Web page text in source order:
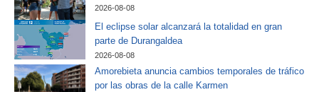
2026-08-08
El eclipse solar alcanzará la totalidad en gran
parte de Durangaldea
2026-08-08
Amorebieta anuncia cambios temporales de tráfico
por las obras de la calle Karmen